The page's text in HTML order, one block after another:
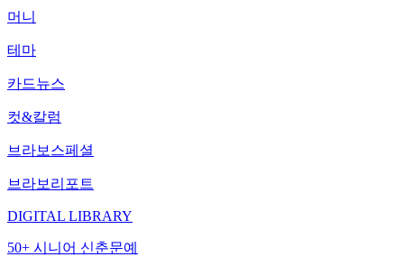
머니
테마
카드뉴스
컷&칼럼
브라보스페셜
브라보리포트
DIGITAL LIBRARY
50+ 시니어 신춘문예